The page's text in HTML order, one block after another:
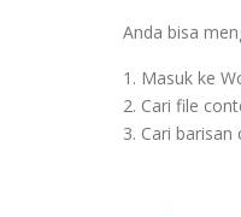
Anda bisa
1. Masuk ke
2. Cari file
3. Cari barisan